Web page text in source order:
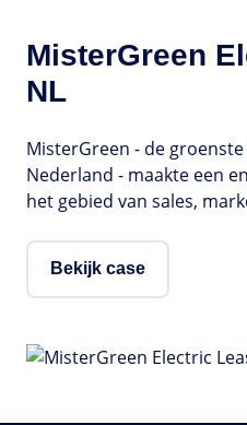
MisterGreen
NL
MisterGreen - de
Nederland - maakte een
het gebied van sales,
Bekijk case